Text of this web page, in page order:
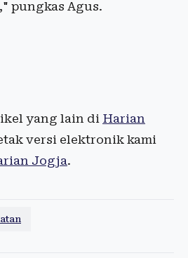
pungkas Agus.
yang lain di Harian
versi elektronik kami
Jogja.